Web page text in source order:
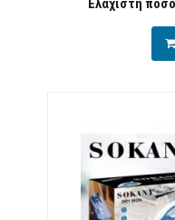
Ελάχιστη